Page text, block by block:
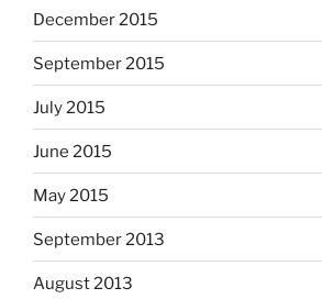
December 2015
September 2015
July 2015
June 2015
May 2015
September 2013
August 2013